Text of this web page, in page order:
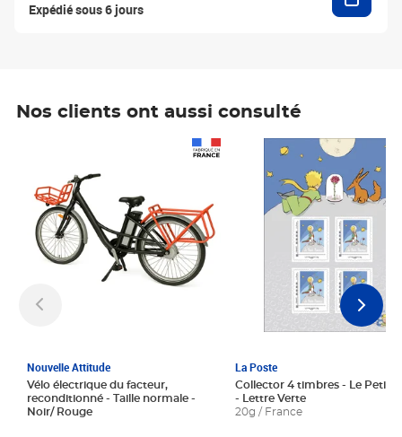
Expédié sous 6 jours
Nos clients ont aussi consulté
Nouvelle Attitude
Vélo électrique du facteur,
reconditionné - Taille normale -
Noir/ Rouge
La Poste
Collector 4 timbres - Le Petit
- Lettre Verte
20g / France
Prix 6,25€ HT